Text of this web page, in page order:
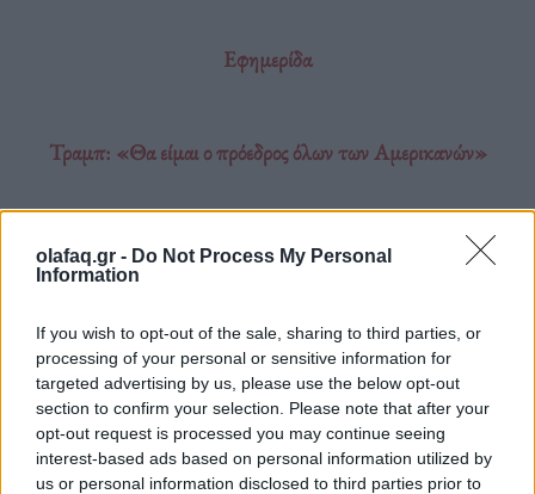
olafaq.gr - Do Not Process My Personal
Information
If you wish to opt-out of the sale, sharing to third parties, or
processing of your personal or sensitive information for
targeted advertising by us, please use the below opt-out
section to confirm your selection. Please note that after your
opt-out request is processed you may continue seeing
interest-based ads based on personal information utilized by
us or personal information disclosed to third parties prior to
Εφημερίδα
Τραμπ: «Θα είμαι ο πρόεδρος όλων των Αμερικανών»
συνέδριο των Ρεπουμπλικανών, προέβλεψε
απόπειρα δολοφονίας του, επιστρέφοντας
στην σκληρή ρητορική για την
μετανάστευση.